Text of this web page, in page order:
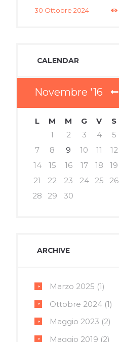
30 Ottobre 2024
CALENDAR
Novembre 16
L M M G V S
1
2 3 4 5
7
8 9 10 11 12
14
15 16 17 18 19
21
22 23 24 25 26
28
29 30
ARCHIVE
Marzo 2025 (1)
Ottobre 2024 (1)
Maggio 2023 (2)
Maggio 2019 (2)